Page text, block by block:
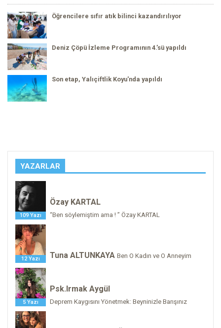
Öğrencilere sıfır atık bilinci kazandırılıyor
Deniz Çöpü İzleme Programının 4.’sü yapıldı
Son etap, Yalıçiftlik Koyu'nda yapıldı
YAZARLAR
109 Yazı
Özay KARTAL
“Ben söylemiştim ama ! ” Özay KARTAL
12 Yazı Tuna ALTUNKAYA Ben O Kadın ve O Anneyim
5 Yazı
Psk.Irmak Aygül
Deprem Kaygısını Yönetmek: Beyninizle Barışınız